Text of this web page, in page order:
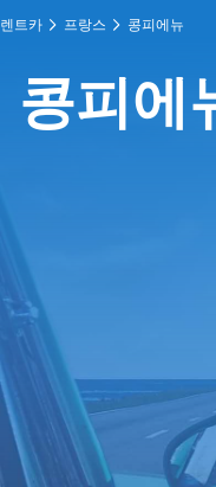
렌트카 프랑스 콩피에뉴
콩피에